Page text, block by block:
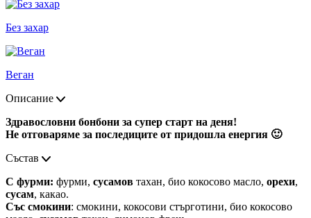
Без захар
Веган
Описание
Здравословни бонбони за супер старт на деня!
Не отговаряме за последиците от придошла енергия 🙂
Състав
С фурми: фурми, сусамов тахан, био кокосово масло, орехи,
сусам, какао.
Със смокини: смокини, кокосови стърготини, био кокосово